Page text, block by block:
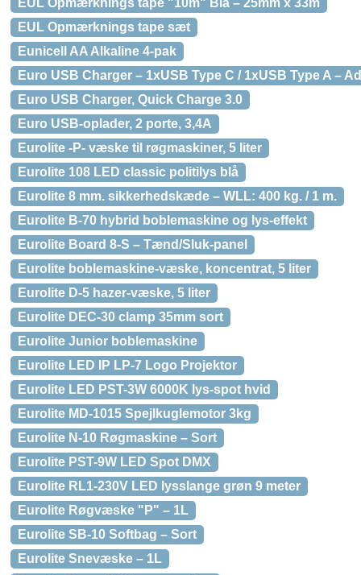
EUL Opmærknings tape "10m" Blå – 25mm x 33m
EUL Opmærknings tape sæt
Eunicell AA Alkaline 4-pak
Euro USB Charger – 1xUSB Type C / 1xUSB Type A –
Euro USB Charger, Quick Charge 3.0
Euro USB-oplader, 2 porte, 3,4A
Eurolite -P- væske til røgmaskiner, 5 liter
Eurolite 108 LED classic politilys blå
Eurolite 8 mm. sikkerhedskæde – WLL: 400 kg. / 1 m.
Eurolite B-70 hybrid boblemaskine og lys-effekt
Eurolite Board 8-S – Tænd/Sluk-panel
Eurolite boblemaskine-væske, koncentrat, 5 liter
Eurolite D-5 hazer-væske, 5 liter
Eurolite DEC-30 clamp 35mm sort
Eurolite Junior boblemaskine
Eurolite LED IP LP-7 Logo Projektor
Eurolite LED PST-3W 6000K lys-spot hvid
Eurolite MD-1015 Spejlkuglemotor 3kg
Eurolite N-10 Røgmaskine – Sort
Eurolite PST-9W LED Spot DMX
Eurolite RL1-230V LED lysslange grøn 9 meter
Eurolite Røgvæske "P" – 1L
Eurolite SB-10 Softbag – Sort
Eurolite Snevæske – 1L